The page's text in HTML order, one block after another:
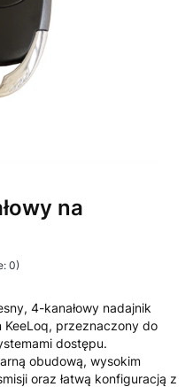
na
0)
4-kanałowy nadajnik
przeznaczony do
dostępu.
obudową, wysokim
oraz łatwą konfiguracją z